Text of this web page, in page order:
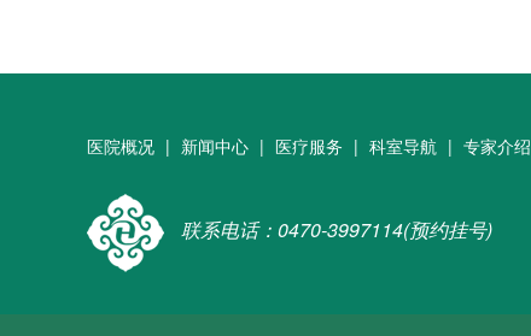
医院概况 | 新闻中心 | 医疗服务 | 科室导航 | 专家介绍
联系电话：0470-3997114(预约挂号)